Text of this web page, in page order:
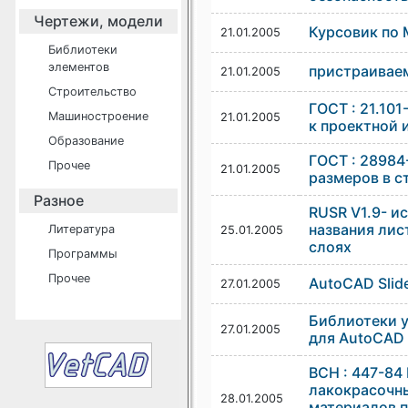
Чертежи, модели
Библиотеки
элементов
Строительство
Машиностроение
Образование
Прочее
Разное
Литература
Программы
Прочее
21.01.2005 Курсовик по
21.01.2005
21.01.2005
ГОСТ :
к проектной
21.01.2005
ГОСТ :
размеров в
25.01.2005
RUSR V1.9-
названия
слоях
27.01.2005 AutoCAD
27.01.2005
Библиотеки
для
28.01.2005
ВСН : 447-84